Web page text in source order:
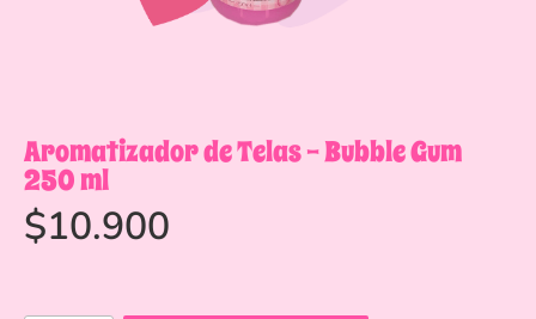
Aromatizador de Telas – Bubble Gum
250 ml
$10.900